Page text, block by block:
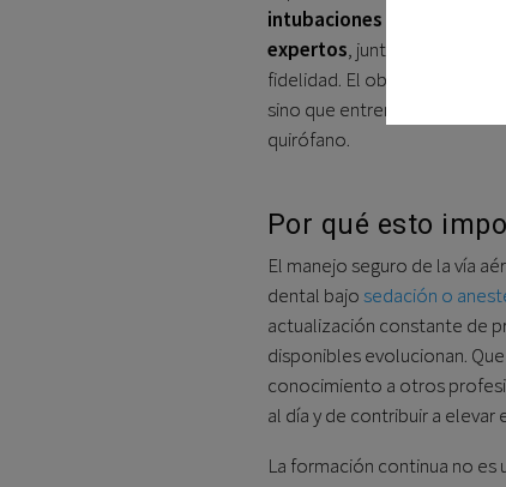
intubaciones en directo
expertos, junto con casos
fidelidad. El objetivo es que
sino que entrene la toma de
quirófano.
Por qué esto
El manejo seguro de la vía
dental bajosedación o
actualización constante de
disponibles evolucionan.
conocimiento a otros
al día y de contribuir a
La formación continua no es